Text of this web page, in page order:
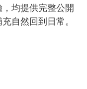
均提供完整公開
自然回到日常。